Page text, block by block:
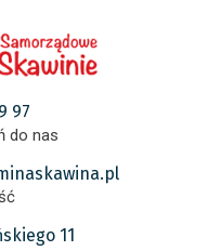
97
do nas
11